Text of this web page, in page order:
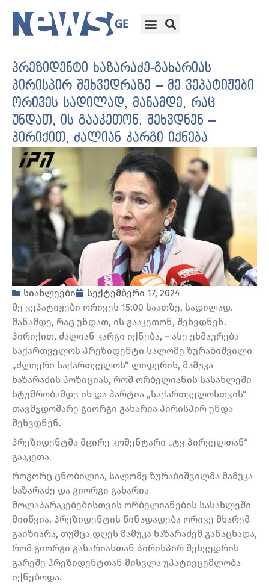
პრეზიდენტი ხაზარაძე-გახარიას
პირისპირ შეხვედრაზე – მე ვეპატიჟები
ორივეს სადილად, მანამდე, რაც
უნდათ, ის გააკეთონ, შეხვდნენ –
პირიქით, ძალიან კარგი იქნება
სიახლეები
სექტემბერი 17, 2024
მე ვეპატიჟები ორივეს 15:00 საათზე, სადილად.
მანამდე, რაც უნდათ, ის გააკეთონ, შეხვდნენ.
პირიქით, ძალიან კარგი იქნება, – ასე ეხმაურება
საქართველოს პრეზიდენტი სალომე ზურაბიშვილი
„ძლიერი საქართველოს“ ლიდერის, მამუკა
ხაზარაძის პოზიციას, რომ ორბელიანის სასახლეში
სტუმრობამდე ის და პარტია „საქართველოსთვის“
თავმჯდომარე გიორგი გახარია პირისპირ უნდა
შეხვდნენ.
პრეზიდენტმა მცირე კომენტარი „ტვ პირველთან“
გააკეთა.
როგორც ცნობილია, სალომე ზურაბიშვილმა მამუკა
ხაზარაძე და გიორგი გახარია
მოლაპარაკებებისთვის ორბელიანების სასახლეში
მიიწვია. პრეზიდენტის წინადადება ორივე მხარემ
გაიზიარა, თუმცა დღეს მამუკა ხაზარაძემ განაცხადა,
რომ გიორგი გახარიასთან პირისპირ შეხვედრის
გარეშე პრეზიდენტთან მისვლა უპატივცემლობა
იქნებოდა.